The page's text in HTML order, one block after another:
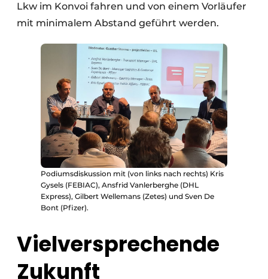
Lkw im Konvoi fahren und von einem Vorläufer
mit minimalem Abstand geführt werden.
Podiumsdiskussion mit (von links nach rechts) Kris
Gysels (FEBIAC), Ansfrid Vanlerberghe (DHL
Express), Gilbert Wellemans (Zetes) und Sven De
Bont (Pfizer).
Vielversprechende
Zukunft